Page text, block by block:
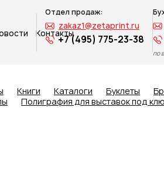
Контакты
Отдел продаж:
zakaz1@zetaprint.ru
+7 (495) 775-23-38
по
Книги Каталоги Буклеты
Полиграфия для выставок под